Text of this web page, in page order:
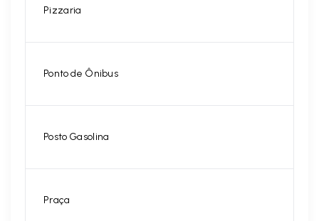
Pizzaria
Ponto de Ônibus
Posto Gasolina
Praça